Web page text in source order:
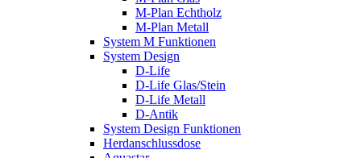
M-Plan Echtholz
M-Plan Metall
System M Funktionen
System Design
D-Life
D-Life Glas/Stein
D-Life Metall
D-Antik
System Design Funktionen
Herdanschlussdose